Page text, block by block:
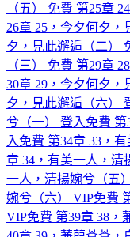
（五）
免費 第25章
26章 25，今夕何夕，
夕，見此邂逅（二）
（三）
免費 第29章
30章 29，今夕何夕，
夕，見此邂逅（六）
兮（一）
登入免費 第
入免費 第34章 33，
章 34，有美一人，清
一人，清揚婉兮（五）
婉兮（六）
VIP免費
VIP免費 第39章 38，